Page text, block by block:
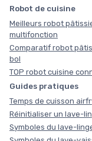
Robot de cuisine
Meilleurs robot
multifonction
Comparatif robot
bol
TOP robot cuisine
Guides pratiques
Temps de cuisson
Réinitialiser un lave-
Symboles du lave-